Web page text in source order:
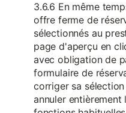
3.6.6 En même
offre ferme de
sélectionnés au
page d'aperçu en
avec obligation de
formulaire de
corriger sa
annuler entièrement